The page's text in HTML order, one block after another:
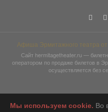
Афиша Эрмитажного театра
Сайт hermitagetheater.ru —
оператором по продаже билетов в
осуществляется без
2026 ©
Мы используем сookie. Во